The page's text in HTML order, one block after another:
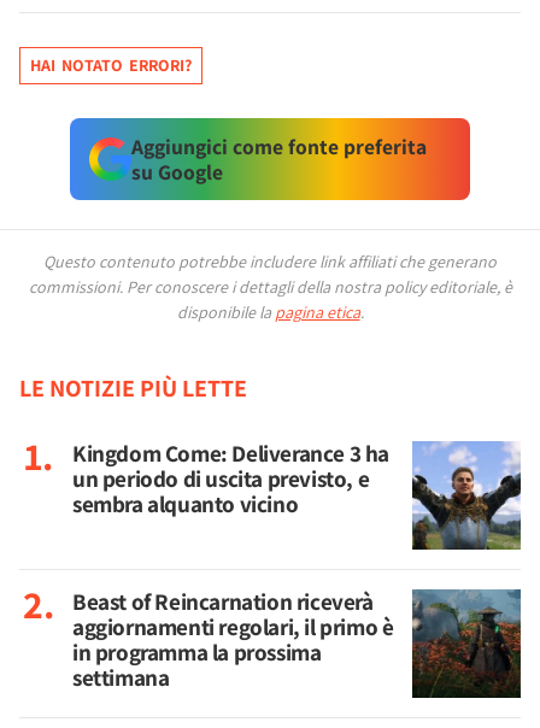
HAI NOTATO ERRORI?
Aggiungici come fonte preferita
su Google
Questo contenuto potrebbe includere link affiliati che generano
commissioni. Per conoscere i dettagli della nostra policy editoriale, è
disponibile la pagina etica.
LE NOTIZIE PIÙ LETTE
Kingdom Come: Deliverance 3 ha
un periodo di uscita previsto, e
sembra alquanto vicino
Beast of Reincarnation riceverà
aggiornamenti regolari, il primo è
in programma la prossima
settimana